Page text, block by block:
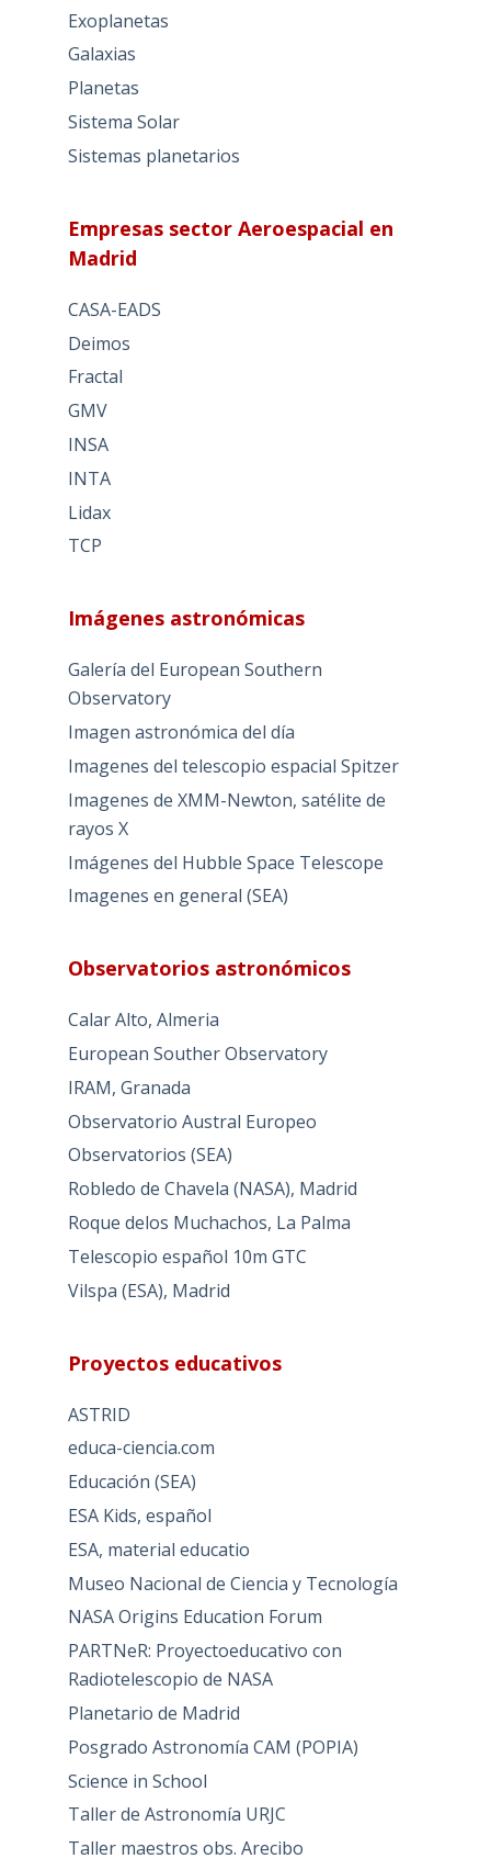
Exoplanetas
Galaxias
Planetas
Sistema Solar
Sistemas planetarios
Empresas sector Aeroespacial en
Madrid
CASA-EADS
Deimos
Fractal
GMV
INSA
INTA
Lidax
TCP
Imágenes astronómicas
Galería del European Southern
Observatory
Imagen astronómica del día
Imagenes del telescopio espacial Spitzer
Imagenes de XMM-Newton, satélite de
rayos X
Imágenes del Hubble Space Telescope
Imagenes en general (SEA)
Observatorios astronómicos
Calar Alto, Almeria
European Souther Observatory
IRAM, Granada
Observatorio Austral Europeo
Observatorios (SEA)
Robledo de Chavela (NASA), Madrid
Roque delos Muchachos, La Palma
Telescopio español 10m GTC
Vilspa (ESA), Madrid
Proyectos educativos
ASTRID
educa-ciencia.com
Educación (SEA)
ESA Kids, español
ESA, material educatio
Museo Nacional de Ciencia y Tecnología
NASA Origins Education Forum
PARTNeR: Proyectoeducativo con
Radiotelescopio de NASA
Planetario de Madrid
Posgrado Astronomía CAM (POPIA)
Science in School
Taller de Astronomía URJC
Taller maestros obs. Arecibo